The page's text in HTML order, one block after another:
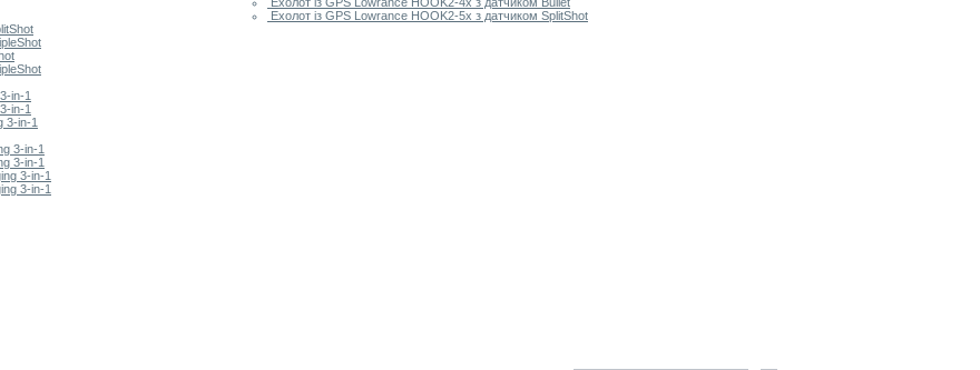
Ехолот із GPS Lowrance HOOK2-5x з датчиком SplitShot
in-1
in-1
3-in-1
3-in-1
3-in-1
3-in-1
3-in-1